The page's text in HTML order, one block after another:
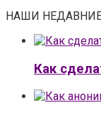
НАШИ
Как